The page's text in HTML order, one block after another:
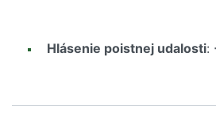
Hlásenie poistnej udalosti: